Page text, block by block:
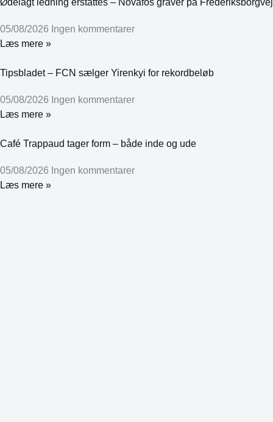
05/08/2026 Ingen kommentarer
Læs mere »
Tipsbladet – FCN sælger Yirenkyi for rekordbeløb
05/08/2026 Ingen kommentarer
Læs mere »
Café Trappaud tager form – både inde og ude
05/08/2026 Ingen kommentarer
Læs mere »